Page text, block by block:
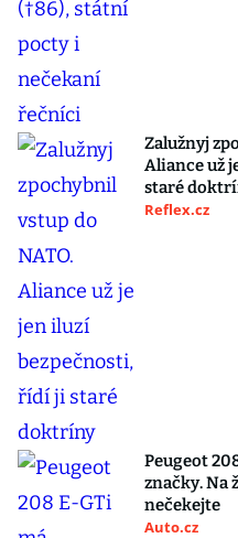
Zalužnyj
Aliance už
staré
Reflex.cz
Peugeot
značky. Na
nečekejte
Auto.cz